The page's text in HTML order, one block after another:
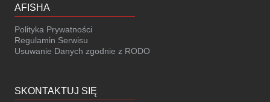
AFISHA
Polityka Prywatności
Regulamin Serwisu
Usuwanie Danych zgodnie z RODO
SKONTAKTUJ SIĘ